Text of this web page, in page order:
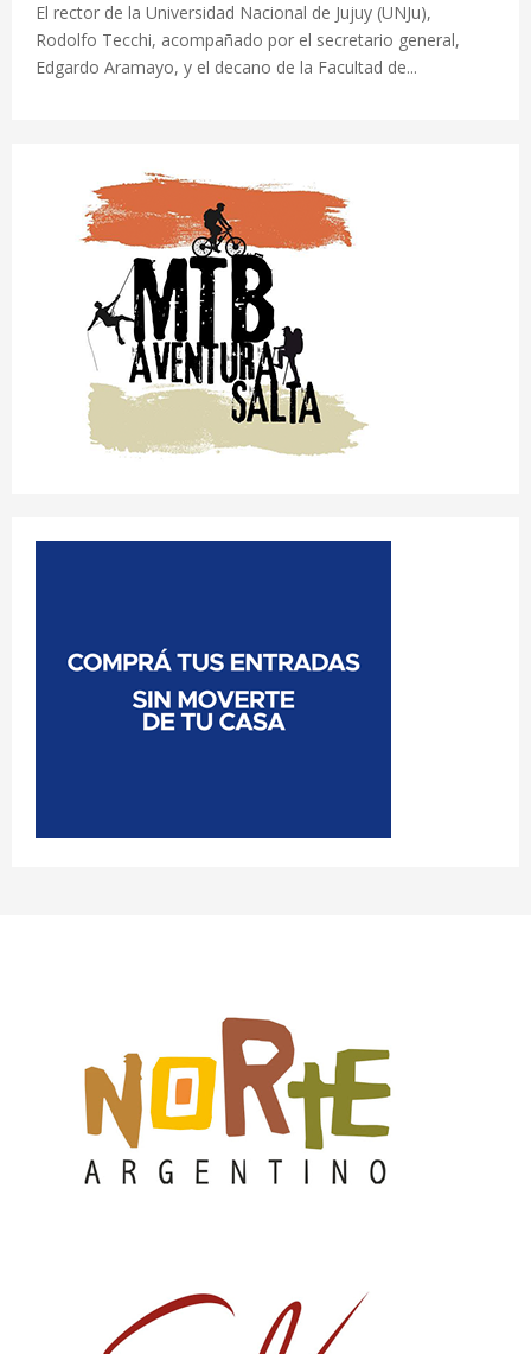
El rector de la Universidad Nacional de Jujuy (UNJu),
Rodolfo Tecchi, acompañado por el secretario general,
Edgardo Aramayo, y el decano de la Facultad de...